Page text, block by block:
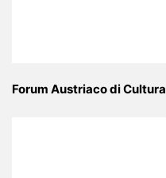
Forum Austriaco di Cultura